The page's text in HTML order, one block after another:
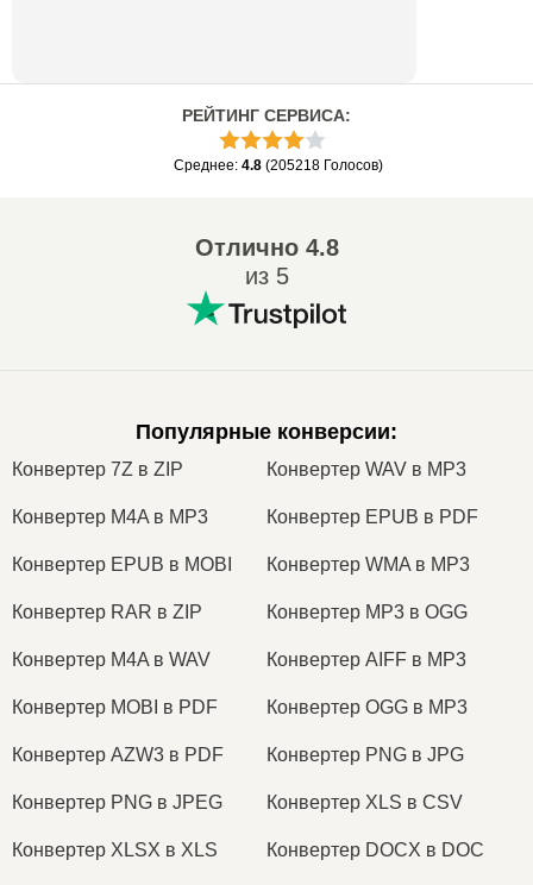
РЕЙТИНГ СЕРВИСА:
Среднее: 4.8 (205218 Голосов)
Отлично4.8
из 5
Популярные конверсии:
Конвертер 7Z в ZIP Конвертер WAV в MP3
Конвертер M4A в MP3 Конвертер EPUB в PDF
Конвертер EPUB в MOBI Конвертер WMA в MP3
Конвертер RAR в ZIP Конвертер MP3 в OGG
Конвертер M4A в WAV Конвертер AIFF в MP3
Конвертер MOBI в PDF Конвертер OGG в MP3
Конвертер AZW3 в PDF Конвертер PNG в JPG
Конвертер PNG в JPEG Конвертер XLS в CSV
Конвертер XLSX в XLS Конвертер DOCX в DOC